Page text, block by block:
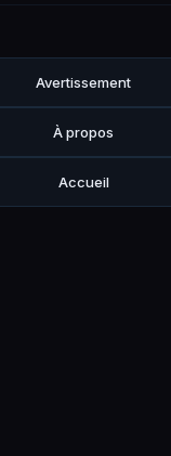
Avertissement
À propos
Accueil